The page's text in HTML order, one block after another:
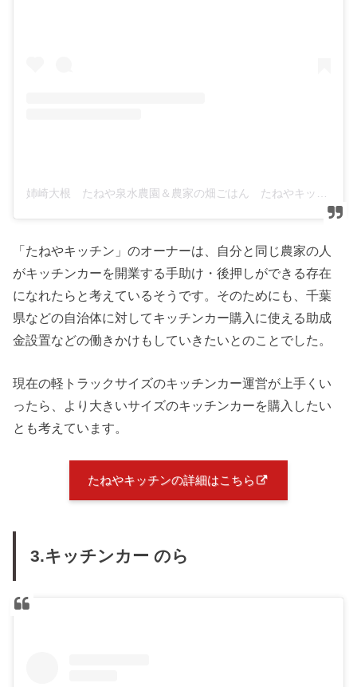
「たねやキッチン」のオーナーは、自分と同じ農家の人
がキッチンカーを開業する手助け・後押しができる存在
になれたらと考えているそうです。そのためにも、千葉
県などの自治体に対してキッチンカー購入に使える助成
金設置などの働きかけもしていきたいとのことでした。
現在の軽トラックサイズのキッチンカー運営が上手くい
ったら、より大きいサイズのキッチンカーを購入したい
とも考えています。
たねやキッチンの詳細はこちら
3.キッチンカー のら